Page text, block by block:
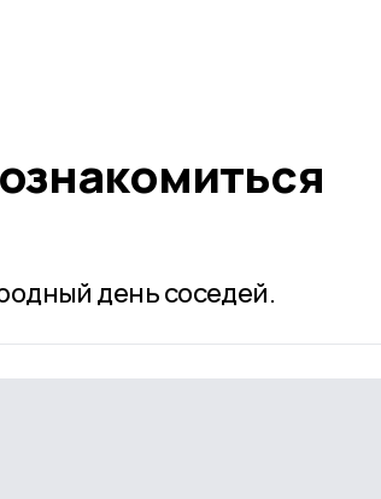
день соседей.